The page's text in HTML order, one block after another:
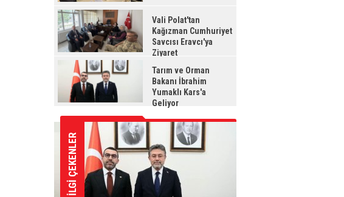
Vali Polat'tan
Kağızman Cumhuriyet
Savcısı Eravcı'ya
Ziyaret
Tarım ve Orman
Bakanı İbrahim
Yumaklı Kars'a
Geliyor
İLGİ ÇEKENLER